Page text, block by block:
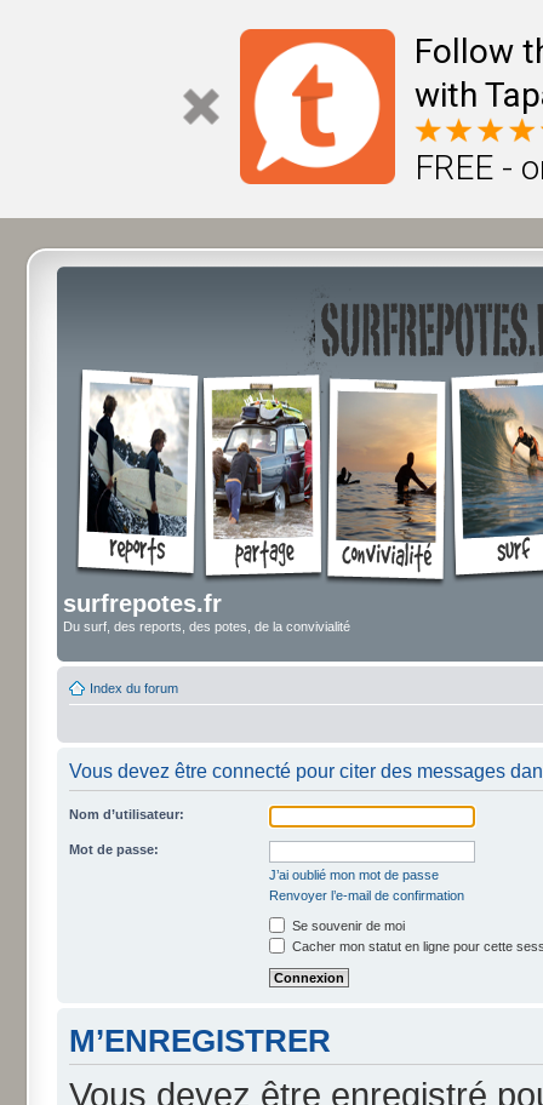
Follow
with
FREE -
surfrepotes.fr
Du surf, des reports, des potes, de la convivialité
Index du forum
Vous devez être connecté pour citer des messages
Nom d’utilisateur:
Mot de passe:
J’ai oublié mon mot de passe
Renvoyer l’e-mail de confirmation
Se souvenir de moi
Cacher mon statut en ligne pour cette
M’ENREGISTRER
Vous devez être enregistré